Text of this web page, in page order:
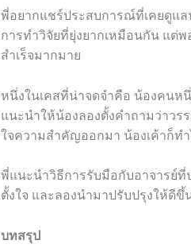
พี่อยากแชร์ประสบการณ์ที่เคยดูแล
การทำวิจัยที่ยุ่งยากเหมือนกัน แต่
สำเร็จมากมาย
หนึ่งในเคสที่น่าจดจำคือ น้องคนห
แนะนำให้น้องลองตั้งคำถามว่าวร
ใจความสำคัญออกมา น้องเค้าก็ท
พี่แนะนำวิธีการรับมือกับอาจารย์
ตั้งใจ และลองนำมาปรับปรุงให้ดี
บทสรุป